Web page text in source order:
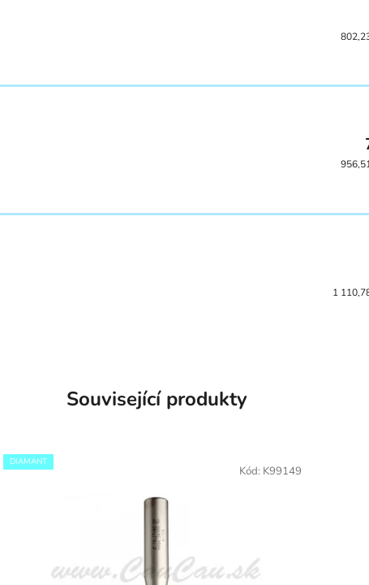
1
Související produkty
DIAMANT
Kód: K99149